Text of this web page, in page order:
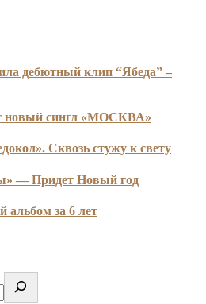
дебютный клип “Ябеда” –
новый сингл «МОСКВА»
Сквозь стужу к свету
— Придет Новый год
за 6 лет